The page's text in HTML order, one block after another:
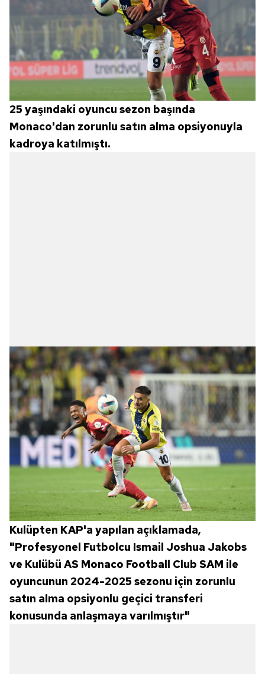
25 yaşındaki oyuncu sezon başında
Monaco'dan zorunlu satın alma opsiyonuyla
kadroya katılmıştı.
Kulüpten KAP'a yapılan açıklamada,
"Profesyonel Futbolcu Ismail Joshua Jakobs
ve Kulübü AS Monaco Football Club SAM ile
oyuncunun 2024-2025 sezonu için zorunlu
satın alma opsiyonlu geçici transferi
konusunda anlaşmaya varılmıştır"